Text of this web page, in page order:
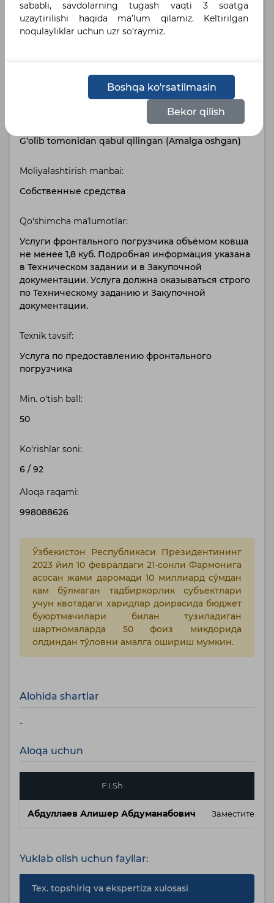
Belgilangan tillar :
Bayonnoma shakllantirilgan
G‘olib tomonidan qabul qilingan (Amalga oshgan)
Moliyalashtirish manbai:
Собственные средства
Qo‘shimcha maʼlumotlar:
Услуги фронтального погрузчика объёмом ковша
не менее 1,8 куб. Подробная информация указана
в Техническом задании и в Закупочной
документации. Услуга должна оказываться строго
по Техническому заданию и Закупочной
документации.
Texnik tavsif:
Услуга по предоставлению фронтального
погрузчика
Min. o‘tish ball:
50
Ko‘rishlar soni:
6 / 92
Aloqa raqami:
998088626
Ўзбекистон Республикаси Президентининг
2023 йил 10 февралдаги 21-сонли Фармонига
асосан жами даромади 10 миллиард сўмдан
кам бўлмаган тадбиркорлик субъектлари
учун квотадаги харидлар доирасида бюджет
буюртмачилари билан тузиладиган
шартномаларда 50 фоиз миқдорида
олдиндан тўловни амалга ошириш мумкин.
Alohida shartlar
-
Aloqa uchun
F.I.Sh
Абдуллаев Алишер Абдуманабович Заместитель
Yuklab olish uchun fayllar:
Tex. topshiriq va ekspertiza xulosasi
sababli, savdolarning tugash vaqti 3 soatga
uzaytirilishi haqida ma’lum qilamiz. Keltirilgan
noqulayliklar uchun uzr so‘raymiz.
Boshqa ko'rsatilmasin
Bekor qilish